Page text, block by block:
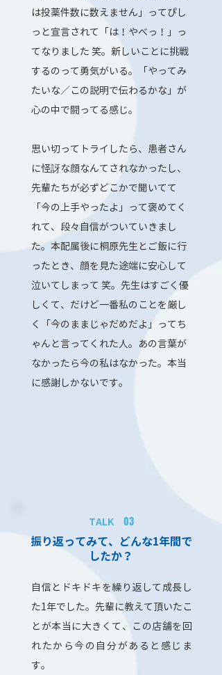
は投薬件数に数えません」ってぴし
っと宣言されて「は！やべっ！」っ
てなりました 笑。新しいことに挑戦
するのって勇気がいる。「やってみ
たいな／この説明で伝わるかな」が
心の中で闘ってる感じ。
思い切ってトライしたら、患者さん
に怪訝な顔なんてされなかったし、
先輩たちが必ずどこかで聞いてて
「今の上手やったよ」って褒めてく
れて、段々自信がついていきまし
た。本配属後に桐原先生とご飯に行
ったとき、顔を見た途端に安心して
泣いてしまって 笑。先生はすごく優
しくて、だけど一番私のことを厳し
く「今のままじゃだめだよ」ってち
ゃんと言ってくれた人。あの言葉が
なかったら今の私はなかった。本当
に感謝しかないです。
TALK 03
振り返ってみて、どんな1年間で
したか？
自信とドキドキを繰り返して成長し
た1年でした。先輩に教えて頂いたこ
とが本当に大きくて、この店舗を回
れたから今の自分があると感じま
す。